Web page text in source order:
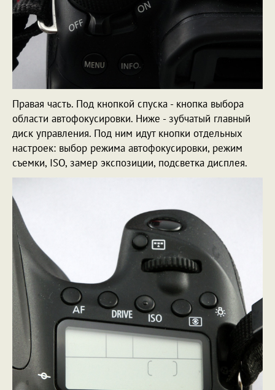
Правая часть. Под кнопкой спуска - кнопка выбора
области автофокусировки. Ниже - зубчатый главный
диск управления. Под ним идут кнопки отдельных
настроек: выбор режима автофокусировки, режим
съемки, ISO, замер экспозиции, подсветка дисплея.